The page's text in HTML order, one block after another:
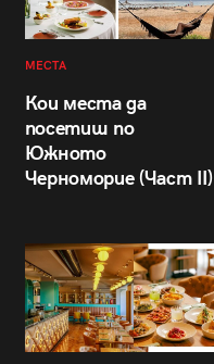
МЕСТА
Кои места да
посетиш по
Южното
Черноморие (Част II)